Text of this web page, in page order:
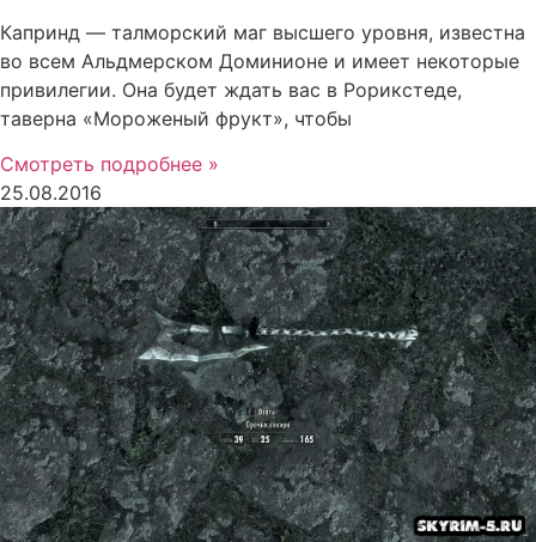
Капринд — талморский маг высшего уровня, известна
во всем Альдмерском Доминионе и имеет некоторые
привилегии. Она будет ждать вас в Рорикстеде,
таверна «Мороженый фрукт», чтобы
Смотреть подробнее »
25.08.2016